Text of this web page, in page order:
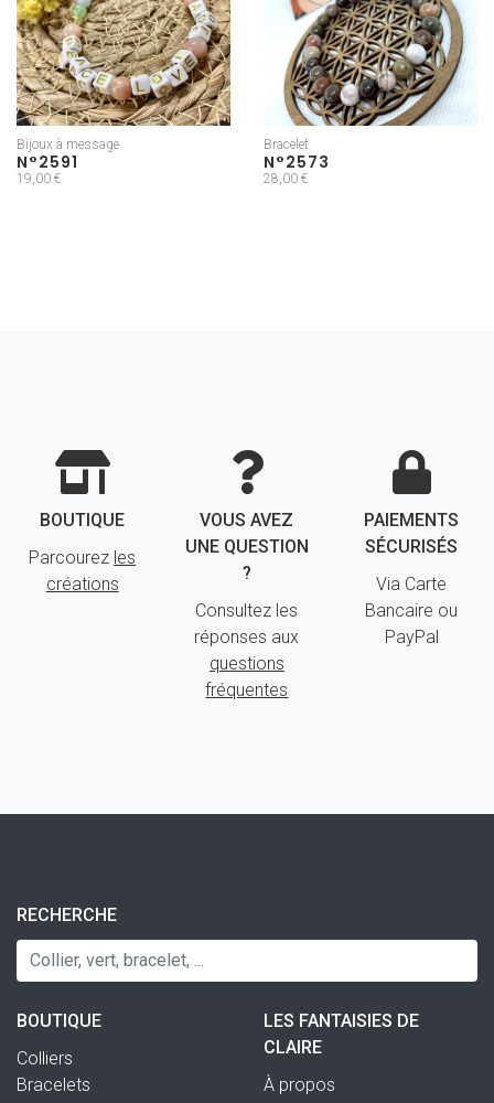
Bijoux à message
N°2591
19,00 €
Bracelet
N°2573
28,00 €
BOUTIQUE
Parcourez les
créations
VOUS AVEZ
UNE QUESTION
?
Consultez les
réponses aux
questions
fréquentes
PAIEMENTS
SÉCURISÉS
Via Carte
Bancaire ou
PayPal
LES FANTAISIES DE
CLAIRE
À propos
BOUTIQUE
Colliers
Bracelets
RECHERCHE